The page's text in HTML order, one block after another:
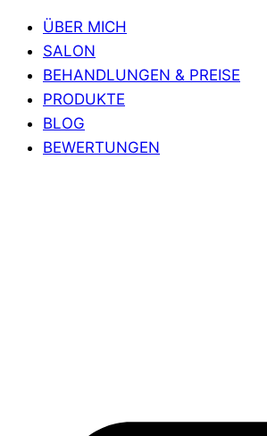
ÜBER MICH
SALON
BEHANDLUNGEN & PREISE
PRODUKTE
BLOG
BEWERTUNGEN